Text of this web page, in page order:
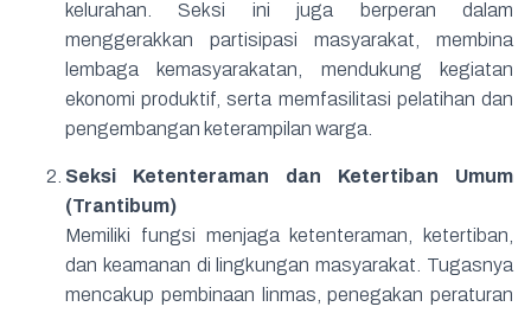
kelurahan. Seksi ini juga berperan dalam
menggerakkan partisipasi masyarakat, membina
lembaga kemasyarakatan, mendukung kegiatan
ekonomi produktif, serta memfasilitasi pelatihan dan
pengembangan keterampilan warga.
Seksi Ketenteraman dan Ketertiban Umum
(Trantibum)
Memiliki fungsi menjaga ketenteraman, ketertiban,
dan keamanan di lingkungan masyarakat. Tugasnya
mencakup pembinaan linmas, penegakan peraturan